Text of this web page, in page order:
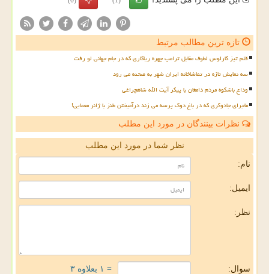
تازه ترین مطالب مرتبط
قلم تیز کارلوس لطوف مقابل ترامپ چهره ریاکاری که در جام جهانی لو رفت
سه نمایش تازه در تماشاخانه ایران شهر به صحنه می رود
وداع باشکوه مردم دامغان با پیکر آیت الله شاهچراغی
ماجرای جادوگری که در باغ دوک پرسه می زند درآمیختن طنز با ژانر معمایی!
نظرات بینندگان در مورد این مطلب
نظر شما در مورد این مطلب
نام:
ایمیل:
نظر:
سوال: = ۱ بعلاوه ۳